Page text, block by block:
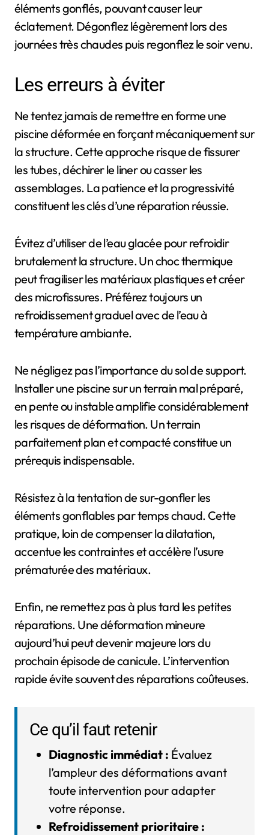
éléments gonflés, pouvant causer leur
éclatement. Dégonflez légèrement lors des
journées très chaudes puis regonflez le soir venu.
Les erreurs à éviter
Ne tentez jamais de remettre en forme une
piscine déformée en forçant mécaniquement sur
la structure. Cette approche risque de fissurer
les tubes, déchirer le liner ou casser les
assemblages. La patience et la progressivité
constituent les clés d’une réparation réussie.
Évitez d’utiliser de l’eau glacée pour refroidir
brutalement la structure. Un choc thermique
peut fragiliser les matériaux plastiques et créer
des microfissures. Préférez toujours un
refroidissement graduel avec de l’eau à
température ambiante.
Ne négligez pas l’importance du sol de support.
Installer une piscine sur un terrain mal préparé,
en pente ou instable amplifie considérablement
les risques de déformation. Un terrain
parfaitement plan et compacté constitue un
prérequis indispensable.
Résistez à la tentation de sur-gonfler les
éléments gonflables par temps chaud. Cette
pratique, loin de compenser la dilatation,
accentue les contraintes et accélère l’usure
prématurée des matériaux.
Enfin, ne remettez pas à plus tard les petites
réparations. Une déformation mineure
aujourd’hui peut devenir majeure lors du
prochain épisode de canicule. L’intervention
rapide évite souvent des réparations coûteuses.
Ce qu’il faut retenir
Diagnostic immédiat : Évaluez
l’ampleur des déformations avant
toute intervention pour adapter
votre réponse.
Refroidissement prioritaire :